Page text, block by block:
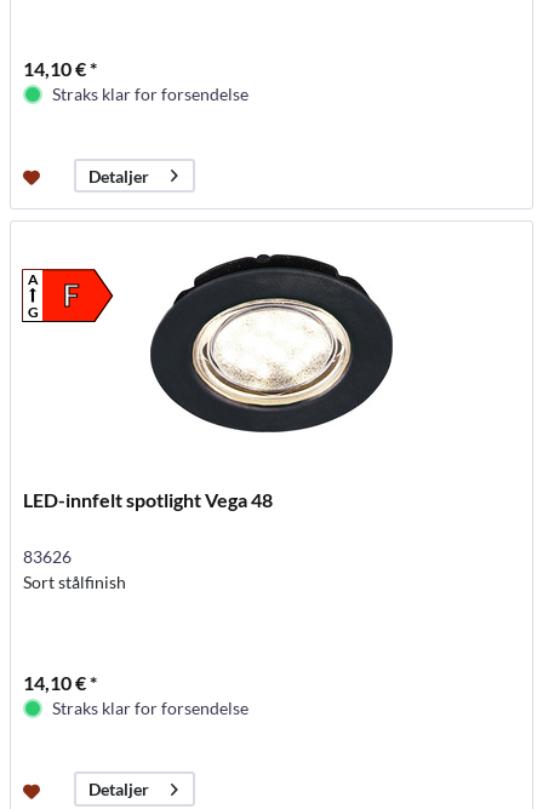
14,10 € *
Straks klar for forsendelse
Detaljer
F
A
G
LED-innfelt spotlight Vega 48
83626
Sort stålfinish
14,10 € *
Straks klar for forsendelse
Detaljer